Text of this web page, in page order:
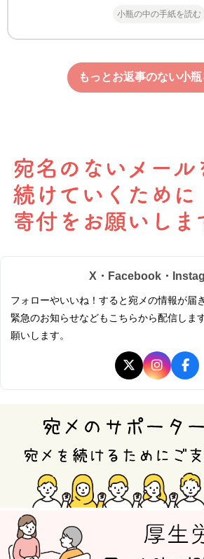
小瓶の中の手紙を読む
もっとお返事のない小
X・Facebook・
フォローやいいね！すると宛メの情報が届
緊急のお知らせなどもこちらから配信しま
願いします。